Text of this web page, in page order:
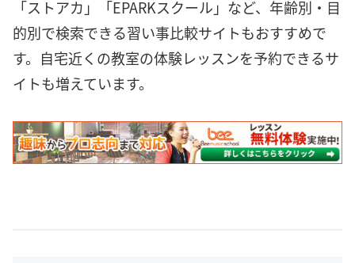
「ストアカ」「EPARKスクール」など、年齢別・目
的別で検索できる習い事比較サイトもおすすめで
す。自宅近くの教室の体験レッスンを予約できるサ
イトも増えています。